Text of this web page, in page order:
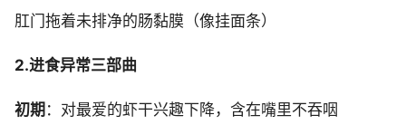
肛门拖着未排净的肠黏膜（像挂面条）
2.进食异常三部曲
初期 ：对最爱的虾干兴趣下降，含在嘴里不吞咽